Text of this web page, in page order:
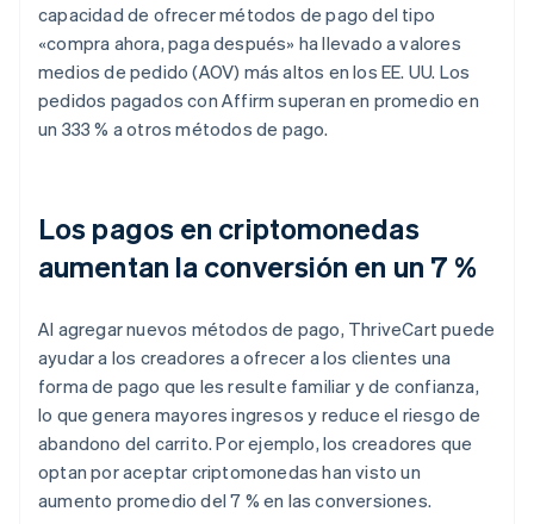
capacidad de ofrecer métodos de pago del tipo
«compra ahora, paga después» ha llevado a valores
medios de pedido (AOV) más altos en los EE. UU. Los
pedidos pagados con Affirm superan en promedio en
un 333 % a otros métodos de pago.
Los pagos en criptomonedas
aumentan la conversión en un 7 %
Al agregar nuevos métodos de pago, ThriveCart puede
ayudar a los creadores a ofrecer a los clientes una
forma de pago que les resulte familiar y de confianza,
lo que genera mayores ingresos y reduce el riesgo de
abandono del carrito. Por ejemplo, los creadores que
optan por aceptar criptomonedas han visto un
aumento promedio del 7 % en las conversiones.